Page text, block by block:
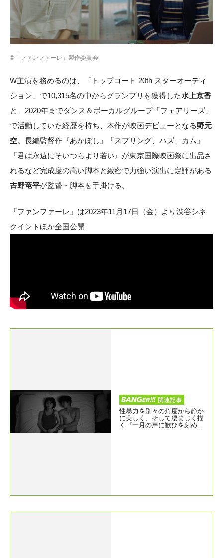
©「ファンファーレ」製作委員会
W主演を務めるのは、「トップコート 20th スターオーディ
ション」で10,315名の中からグランプリを獲得した水上京香
と、2020年までダンス＆ボーカルグループ「フェアリーズ」
で活動していた経歴を持ち、本作が映画デビューとなる野元
空。長編監督作『あかぼし』『スプリング、ハズ、カム』
『君は永遠にそいつらより若い』が東京国際映画祭に出品さ
れるなど完成度の高い脚本と緻密で力強い演出に定評がある
吉野竜平が監督・脚本を手掛ける。
『ファンファーレ』は2023年11月17日（金）より渋谷シネ
クイントほか全国公開
性暴力を別々の角度から静か
に美しく、そして凄まじく描
く『一月の声に歓びを刻め』